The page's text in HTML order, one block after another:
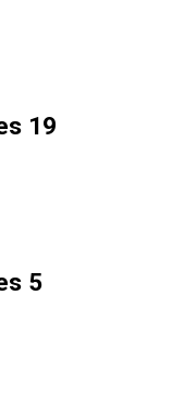
19
5